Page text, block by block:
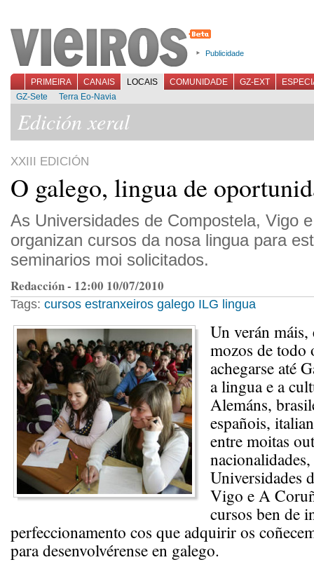
Publicidade
PRIMEIRA CANAIS LOCAIS COMUNIDADE GZ-EXT
GZ-Sete
Terra Eo-Navia
Edición xeral
XXIII EDICIÓN
O galego, lingua de
As Universidades de Compostela, Vigo
organizan cursos da nosa lingua para
seminarios moi solicitados.
Redacción - 12:00 10/07/2010
Tags: cursos estranxeiros galego ILG lingua
Un verán
mozos de todo
achegarse até
a lingua e a
Alemáns,
españois,
entre moitas
Universidades
Vigo e A
cursos ben de
perfeccionamento cos que adquirir os
para desenvolvérense en galego.